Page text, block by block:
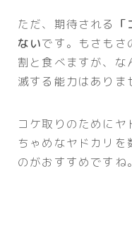
ただ、期待される
ないです。もさもさ
割と食べますが、
滅する能力はありま
コケ取りのためにヤ
ちゃめなヤドカリを
のがおすすめですね。